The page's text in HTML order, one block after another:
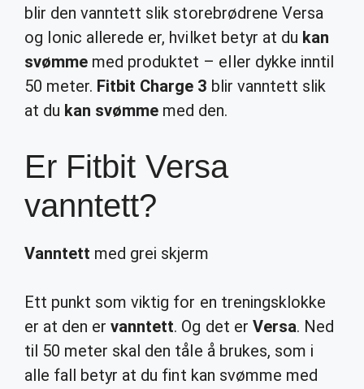
blir den vanntett slik storebrødrene Versa
og Ionic allerede er, hvilket betyr at du kan
svømme med produktet – eller dykke inntil
50 meter. Fitbit Charge 3 blir vanntett slik
at du kan svømme med den.
Er Fitbit Versa
vanntett?
Vanntett med grei skjerm
Ett punkt som viktig for en treningsklokke
er at den ervanntett. Og det er Versa. Ned
til 50 meter skal den tåle å brukes, som i
alle fall betyr at du fint kan svømme med